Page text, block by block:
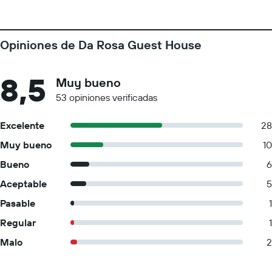
Opiniones de Da Rosa Guest House
8,5 Muy bueno
53 opiniones verificadas
Excelente
28
Muy bueno
10
Bueno
6
Aceptable
5
Pasable
1
Regular
1
Malo
2